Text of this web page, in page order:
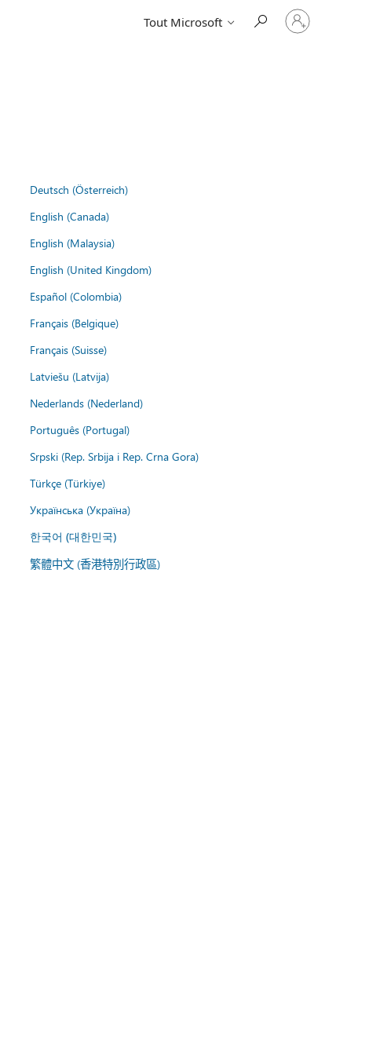
Tout Microsoft
Connectez-
vous
Deutsch (Österreich)
English (Canada)
English (Malaysia)
English (United Kingdom)
Español (Colombia)
Français (Belgique)
Français (Suisse)
Latviešu (Latvija)
Nederlands (Nederland)
Português (Portugal)
Srpski (Rep. Srbija i Rep. Crna Gora)
Türkçe (Türkiye)
Українська (Україна)
한국어 (대한민국)
繁體中文 (香港特別行政區)